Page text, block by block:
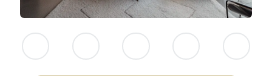
NINGUNO